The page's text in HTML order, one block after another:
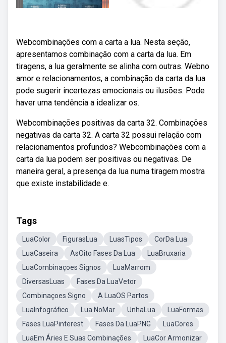
Webcombinações com a carta a lua. Nesta seção,
apresentamos combinação com a carta da lua. Em
tiragens, a lua geralmente se alinha com outras. Webno
amor e relacionamentos, a combinação da carta da lua
pode sugerir incertezas emocionais ou ilusões. Pode
haver uma tendência a idealizar os.
Webcombinações positivas da carta 32. Combinações
negativas da carta 32. A carta 32 possui relação com
relacionamentos profundos? Webcombinações com a
carta da lua podem ser positivas ou negativas. De
maneira geral, a presença da lua numa tiragem mostra
que existe instabilidade e.
Tags
LuaColor FigurasLua LuasTipos
CorDa Lua
LuaCaseira
AsOito Fases Da Lua
LuaBruxaria
LuaCombinaçoes Signos
LuaMarrom
DiversasLuas
Fases Da LuaVetor
Combinaçoes Signo
A LuaOS Partos
LuaInfográfico
Lua NoMar UnhaLua
LuaFormas
Fases LuaPinterest
Fases Da LuaPNG
LuaCores
LuaEm Áries E Suas Combinações
LuaCor Armonizar